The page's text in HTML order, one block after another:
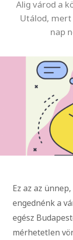
Alig várod a
Utálod, mert
nap
Ez az az
engednénk a
egész
mérhetetlen